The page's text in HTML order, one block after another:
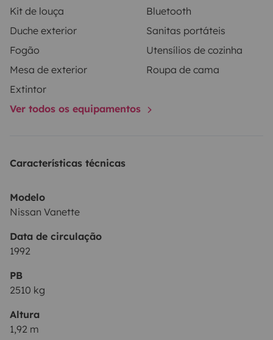
Kit de louça
Bluetooth
Duche exterior
Sanitas portáteis
Fogão
Utensílios de cozinha
Mesa de exterior
Roupa de cama
Extintor
Ver todos os equipamentos
Características técnicas
Modelo
Nissan Vanette
Data de circulação
1992
PB
2510 kg
Altura
1,92 m